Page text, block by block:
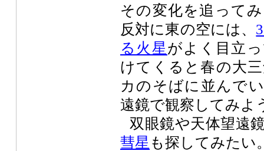
その変化を追って
反対に東の空には、
る火星がよく目立
けてくると春の大
カのそばに並んで
遠鏡で観察してみよ
双眼鏡や天体望遠
彗星 も探してみたい